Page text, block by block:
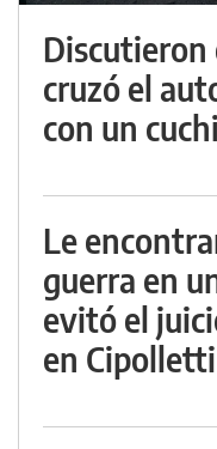
Discutieron
cruzó el
con un
Le
guerra en
evitó el
en Cipolletti